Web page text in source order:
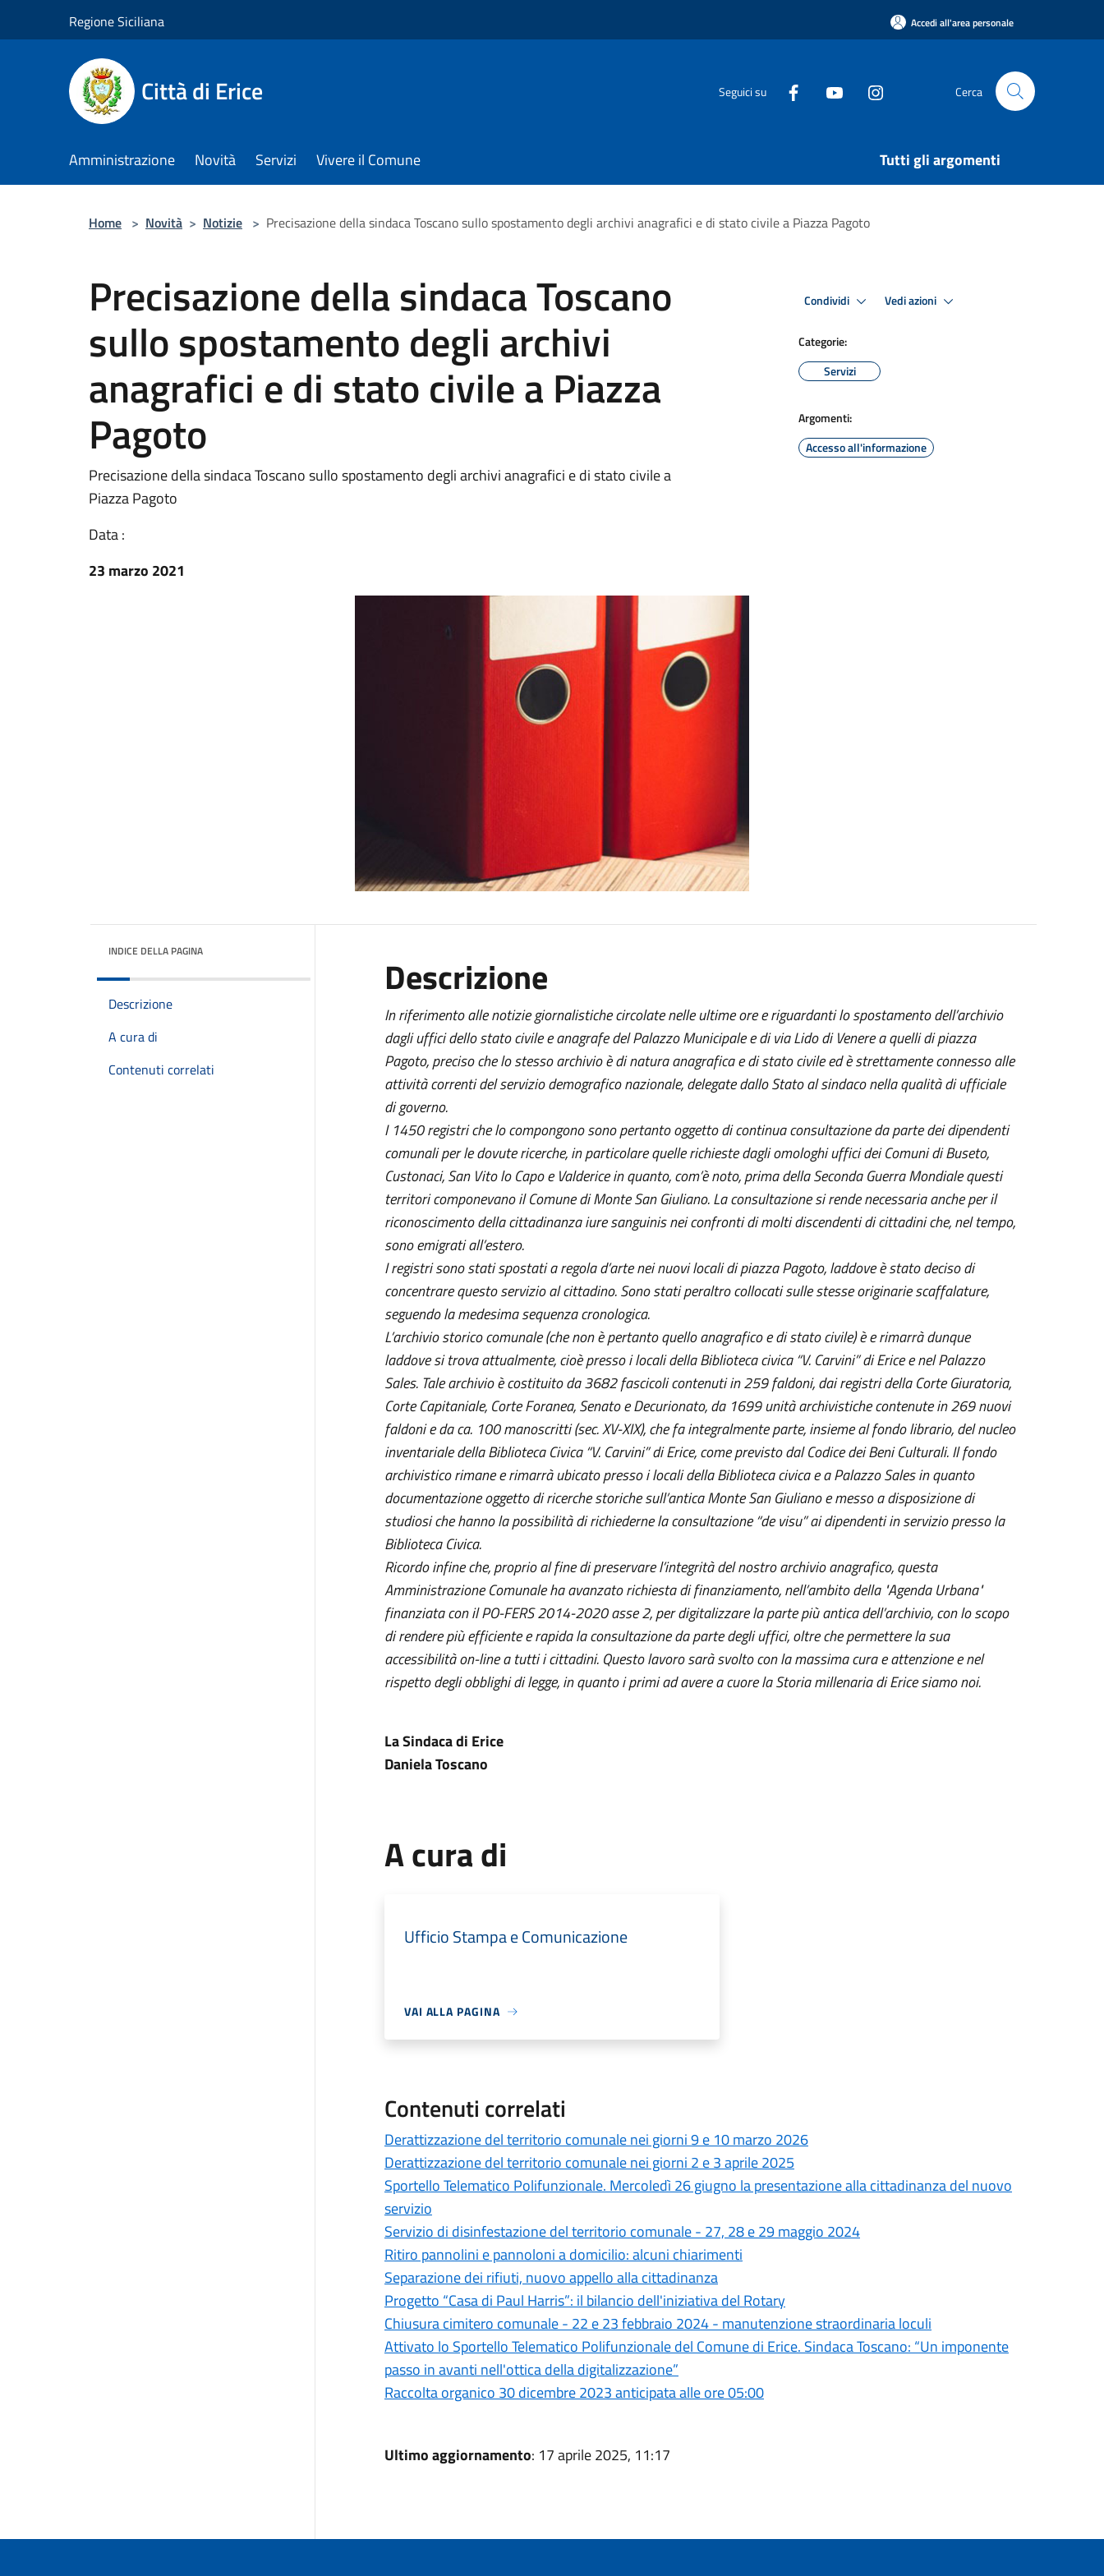
Regione Siciliana Accedi all'area personale
Città di Erice Seguici su Cerca
Amministrazione Novità Servizi Vivere il Comune Tutti gli argomenti
Home > Novità > Notizie > Precisazione della sindaca Toscano sullo spostamento degli archivi anagrafici e di stato civile a Piazza Pagoto
Precisazione della sindaca Toscano
sullo spostamento degli archivi
anagrafici e di stato civile a Piazza
Pagoto
Precisazione della sindaca Toscano sullo spostamento degli archivi anagrafici e di stato civile a
Piazza Pagoto
Data :
23 marzo 2021
Condividi Vedi azioni
Categorie:
Servizi
Argomenti:
Accesso all'informazione
INDICE DELLA PAGINA
Descrizione
A cura di
Contenuti correlati
Descrizione
In riferimento alle notizie giornalistiche circolate nelle ultime ore e riguardanti lo spostamento dell’archivio
dagli uffici dello stato civile e anagrafe del Palazzo Municipale e di via Lido di Venere a quelli di piazza
Pagoto, preciso che lo stesso archivio è di natura anagrafica e di stato civile ed è strettamente connesso alle
attività correnti del servizio demografico nazionale, delegate dallo Stato al sindaco nella qualità di ufficiale
di governo.
I 1450 registri che lo compongono sono pertanto oggetto di continua consultazione da parte dei dipendenti
comunali per le dovute ricerche, in particolare quelle richieste dagli omologhi uffici dei Comuni di Buseto,
Custonaci, San Vito lo Capo e Valderice in quanto, com’è noto, prima della Seconda Guerra Mondiale questi
territori componevano il Comune di Monte San Giuliano. La consultazione si rende necessaria anche per il
riconoscimento della cittadinanza iure sanguinis nei confronti di molti discendenti di cittadini che, nel tempo,
sono emigrati all’estero.
I registri sono stati spostati a regola d’arte nei nuovi locali di piazza Pagoto, laddove è stato deciso di
concentrare questo servizio al cittadino. Sono stati peraltro collocati sulle stesse originarie scaffalature,
seguendo la medesima sequenza cronologica.
L’archivio storico comunale (che non è pertanto quello anagrafico e di stato civile) è e rimarrà dunque
laddove si trova attualmente, cioè presso i locali della Biblioteca civica “V. Carvini” di Erice e nel Palazzo
Sales. Tale archivio è costituito da 3682 fascicoli contenuti in 259 faldoni, dai registri della Corte Giuratoria,
Corte Capitaniale, Corte Foranea, Senato e Decurionato, da 1699 unità archivistiche contenute in 269 nuovi
faldoni e da ca. 100 manoscritti (sec. XV-XIX), che fa integralmente parte, insieme al fondo librario, del nucleo
inventariale della Biblioteca Civica “V. Carvini” di Erice, come previsto dal Codice dei Beni Culturali. Il fondo
archivistico rimane e rimarrà ubicato presso i locali della Biblioteca civica e a Palazzo Sales in quanto
documentazione oggetto di ricerche storiche sull’antica Monte San Giuliano e messo a disposizione di
studiosi che hanno la possibilità di richiederne la consultazione “de visu” ai dipendenti in servizio presso la
Biblioteca Civica.
Ricordo infine che, proprio al fine di preservare l’integrità del nostro archivio anagrafico, questa
Amministrazione Comunale ha avanzato richiesta di finanziamento, nell’ambito della "Agenda Urbana"
finanziata con il PO-FERS 2014-2020 asse 2, per digitalizzare la parte più antica dell’archivio, con lo scopo
di rendere più efficiente e rapida la consultazione da parte degli uffici, oltre che permettere la sua
accessibilità on-line a tutti i cittadini. Questo lavoro sarà svolto con la massima cura e attenzione e nel
rispetto degli obblighi di legge, in quanto i primi ad avere a cuore la Storia millenaria di Erice siamo noi.
La Sindaca di Erice
Daniela Toscano
A cura di
Ufficio Stampa e Comunicazione
VAI ALLA PAGINA
Contenuti correlati
Derattizzazione del territorio comunale nei giorni 9 e 10 marzo 2026
Derattizzazione del territorio comunale nei giorni 2 e 3 aprile 2025
Sportello Telematico Polifunzionale. Mercoledì 26 giugno la presentazione alla cittadinanza del nuovo
servizio
Servizio di disinfestazione del territorio comunale - 27, 28 e 29 maggio 2024
Ritiro pannolini e pannoloni a domicilio: alcuni chiarimenti
Separazione dei rifiuti, nuovo appello alla cittadinanza
Progetto “Casa di Paul Harris”: il bilancio dell'iniziativa del Rotary
Chiusura cimitero comunale - 22 e 23 febbraio 2024 - manutenzione straordinaria loculi
Attivato lo Sportello Telematico Polifunzionale del Comune di Erice. Sindaca Toscano: “Un imponente
passo in avanti nell'ottica della digitalizzazione”
Raccolta organico 30 dicembre 2023 anticipata alle ore 05:00
Ultimo aggiornamento: 17 aprile 2025, 11:17